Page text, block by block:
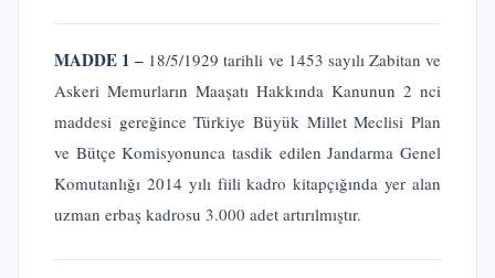
MADDE 1 ‒ 18/5/1929 tarihli ve 1453 sayılı Zabitan ve
Askeri Memurların Maaşatı Hakkında Kanunun 2 nci
maddesi gereğince Türkiye Büyük Millet Meclisi Plan
ve Bütçe Komisyonunca tasdik edilen Jandarma Genel
Komutanlığı 2014 yılı fiili kadro kitapçığında yer alan
uzman erbaş kadrosu 3.000 adet artırılmıştır.